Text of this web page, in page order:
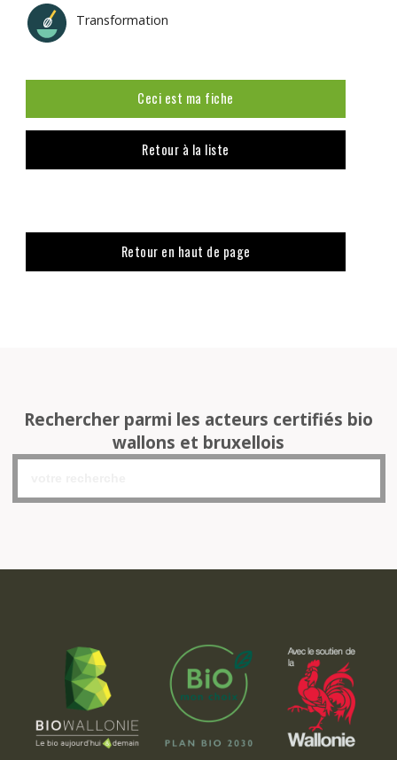
Transformation
Ceci est ma fiche
Retour à la liste
Retour en haut de page
Rechercher parmi les acteurs certifiés bio
wallons et bruxellois